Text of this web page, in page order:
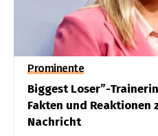
Prominente
Biggest Loser”-
Fakten und Reaktionen
Nachricht